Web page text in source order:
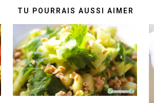
TU POURRAIS AUSSI AIMER